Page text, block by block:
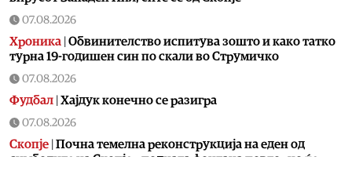
07.08.2026
Хроника Обвинителство испитува зошто и како татко
турна 19-годишен син по скали во Струмичко
07.08.2026
Фудбал Хајдук конечно се разигра
07.08.2026
Скопје Почна темелна реконструкција на еден од
симболите на Скопје – подната фонтана повторно ќе